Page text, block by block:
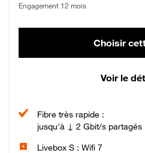
Engagement 12 mois
Choisir
Voir le
Fibre très rapide :
jusqu'à ↓ 2 Gbit/s
Livebox S : Wifi 7